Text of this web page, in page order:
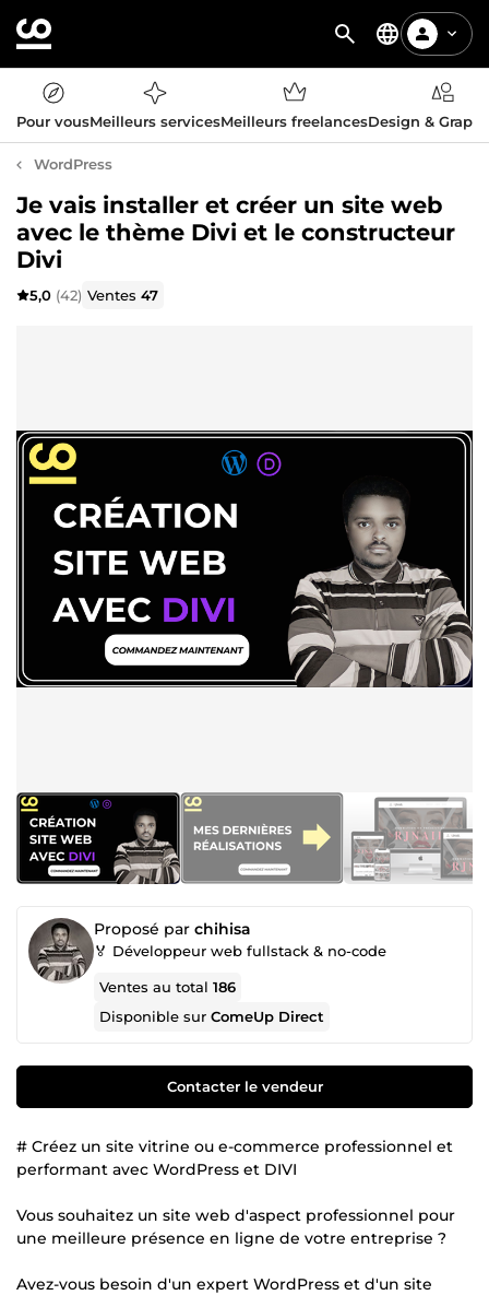
Pour vousMeilleurs servicesMeilleurs freelancesDesign &
WordPress
Je vais installer et créer un site web
avec le thème Divi et le constructeur
Divi
5,0 (42) Ventes47
Proposé par chihisa
🏅 Développeur web fullstack & no-code
Ventes au total186
Disponible surComeUp Direct
Contacter le vendeur
# Créez un site vitrine ou e-commerce professionnel et
performant avec WordPress et DIVI
Vous souhaitez un site web d'aspect professionnel pour
une meilleure présence en ligne de votre entreprise ?
Avez-vous besoin d'un expert WordPress et d'un site